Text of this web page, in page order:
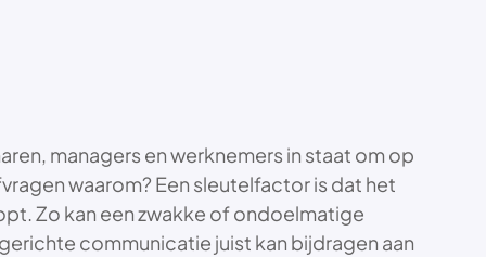
managers en werknemers in staat om op
waarom? Een sleutelfactor is dat het
Zo kan een zwakke of ondoelmatige
communicatie juist kan bijdragen aan